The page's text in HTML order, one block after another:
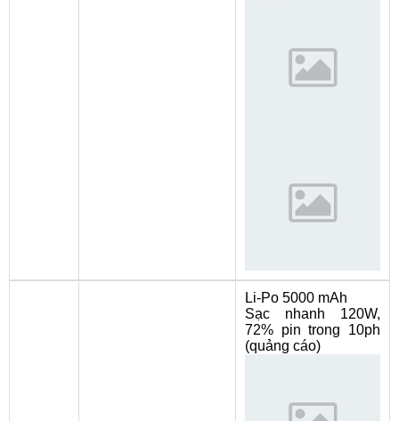
Li-Po 5000 mAh
Sạc nhanh 120W,
72% pin trong 10ph
(quảng cáo)